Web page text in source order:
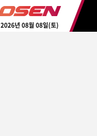
2026년 08월 08일(토)